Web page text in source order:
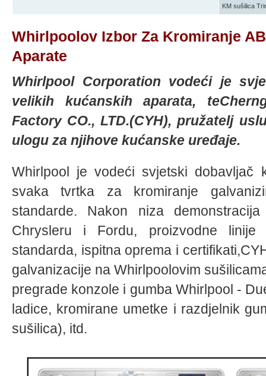
KM sušilica
Whirlpoolov Izbor Za Kromiranje
Aparate
Whirlpool Corporation vodeći je
velikih kućanskih aparata,
Factory CO., LTD.(CYH), pružatelj
ulogu za njihove kućanske uređaje.
Whirlpool je vodeći svjetski dobavljač
svaka tvrtka za kromiranje
standarde. Nakon niza
Chrysleru i Fordu, proizvodne
standarda, ispitna oprema i
galvanizacije na Whirlpoolovim
pregrade konzole i gumba Whirlpool -
ladice, kromirane umetke i razdjelnik
sušilica), itd.